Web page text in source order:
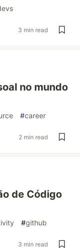
3 min read
no mundo
#career
2 min read
de Código
#github
3 min read